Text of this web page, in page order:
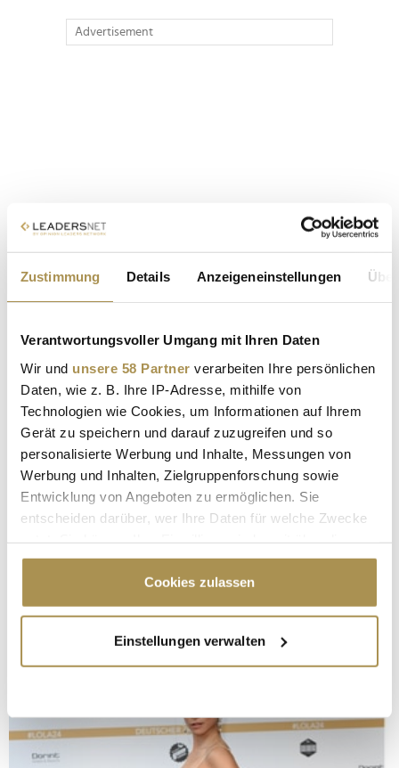
Zustimmung Details Anzeigeneinstellungen
Verantwortungsvoller Umgang mit Ihren Daten
Wir und unsere 58 Partner verarbeiten Ihre persönlichen
Daten, wie z. B. Ihre IP-Adresse, mithilfe von
Technologien wie Cookies, um Informationen auf Ihrem
Gerät zu speichern und darauf zuzugreifen und so
personalisierte Werbung und Inhalte, Messungen von
Werbung und Inhalten, Zielgruppenforschung sowie
Entwicklung von Angeboten zu ermöglichen. Sie
entscheiden darüber, wer Ihre Daten für welche Zwecke
Cookie-Erklärung oder durch Klicken auf das Privacy
Trigger Symbol ändern oder widerrufen
Informationen über Ihre geografische Lage
erfassen, welche bis auf einige Meter genau sein
bestimmten Merkmalen (Fingerprinting) identifizieren
Erfahren Sie mehr darüber, wie Ihre persönlichen Daten
Cookies zulassen
Einstellungen verwalten
Advertisement